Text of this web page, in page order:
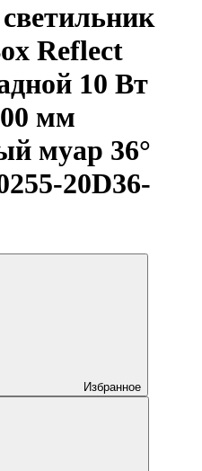
Reflect
10 Вт
мм
муар 36°
20D36-
Избранное